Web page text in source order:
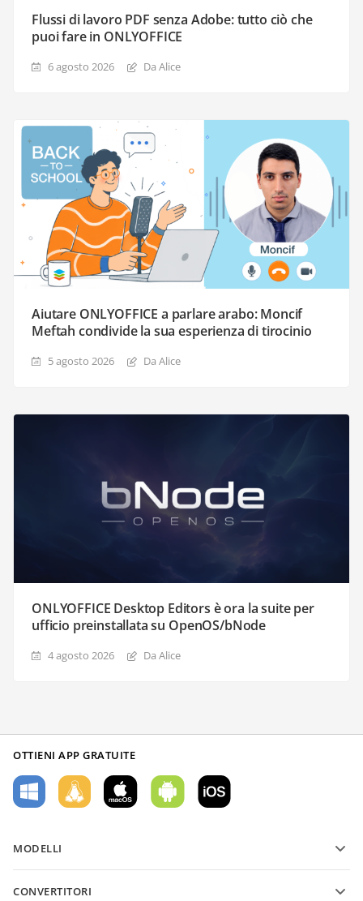
Flussi di lavoro PDF senza Adobe: tutto ciò che
puoi fare in ONLYOFFICE
6 agosto 2026 Da Alice
Aiutare ONLYOFFICE a parlare arabo: Moncif
Meftah condivide la sua esperienza di tirocinio
5 agosto 2026 Da Alice
ONLYOFFICE Desktop Editors è ora la suite per
ufficio preinstallata su OpenOS/bNode
4 agosto 2026 Da Alice
OTTIENI APP GRATUITE
MODELLI
CONVERTITORI